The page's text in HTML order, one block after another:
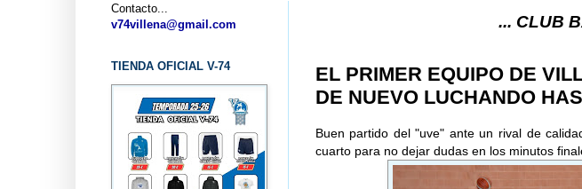
... CLUB
EL PRIMER EQUIPO DE
DE NUEVO LUCHANDO
Buen partido del "uve" ante un rival de
cuarto para no dejar dudas en los minutos
Contacto...
v74villena@gmail.com
TIENDA OFICIAL V-74